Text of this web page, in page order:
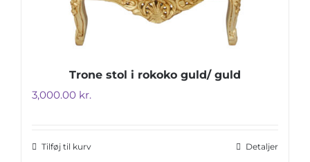
Trone stol i rokoko guld/ guld
3,000.00 kr.
Tilføj til kurv Detaljer